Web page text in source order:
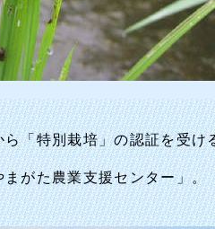
「特別栽培」の認証を受け
がた農業支援センター」。